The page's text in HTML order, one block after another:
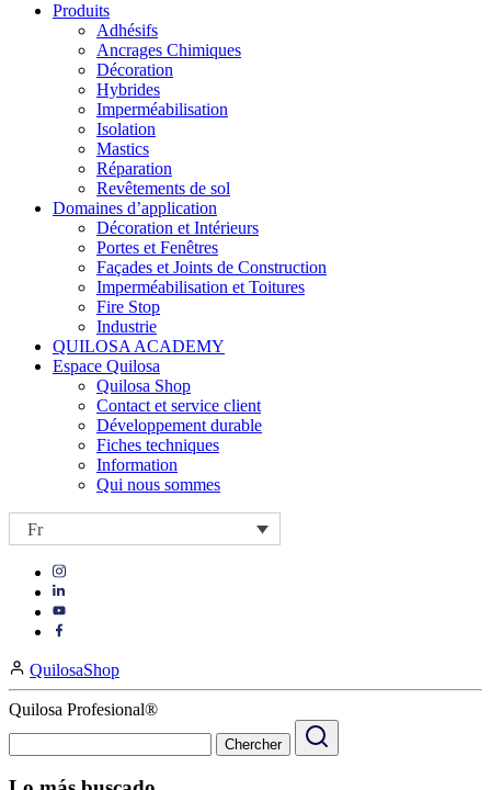
Produits
Adhésifs
Ancrages Chimiques
Décoration
Hybrides
Imperméabilisation
Isolation
Mastics
Réparation
Revêtements de sol
Domaines d’application
Décoration et Intérieurs
Portes et Fenêtres
Façades et Joints de Construction
Imperméabilisation et Toitures
Fire Stop
Industrie
QUILOSA ACADEMY
Espace Quilosa
Quilosa Shop
Contact et service client
Développement durable
Fiches techniques
Information
Qui nous sommes
Fr
Visit
https://www.instagram.com/quilosa_selena/
Visit
our
Visit
page
https://www.facebook.com/QuilosaSelenaIberia/
page
QuilosaShop
Quilosa Profesional®